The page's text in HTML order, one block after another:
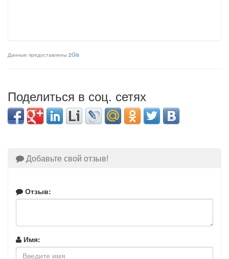
Данные предоставлены 2Gis
Поделиться в соц. сетях
Добавьте свой отзыв!
Отзыв:
Имя: